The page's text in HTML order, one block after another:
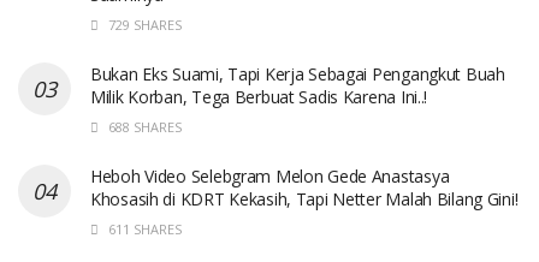
729 SHARES
Bukan Eks Suami, Tapi Kerja Sebagai Pengangkut Buah
Milik Korban, Tega Berbuat Sadis Karena Ini..!
688 SHARES
Heboh Video Selebgram Melon Gede Anastasya
Khosasih di KDRT Kekasih, Tapi Netter Malah Bilang Gini!
611 SHARES